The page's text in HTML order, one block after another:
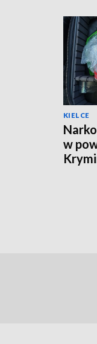
KIELCE
w